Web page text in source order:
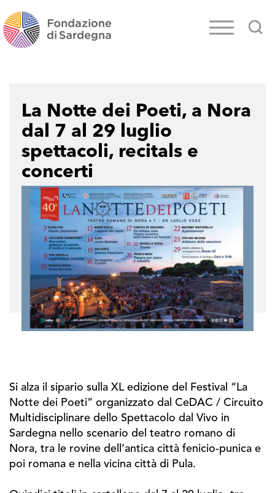
La Notte dei Poeti, a Nora
dal 7 al 29 luglio
spettacoli, recitals e
concerti
Si alza il sipario sulla XL edizione del Festival “La
Notte dei Poeti” organizzato dal CeDAC / Circuito
Multidisciplinare dello Spettacolo dal Vivo in
Sardegna nello scenario del teatro romano di
Nora, tra le rovine dell’antica città fenicio-punica e
poi romana e nella vicina città di Pula.